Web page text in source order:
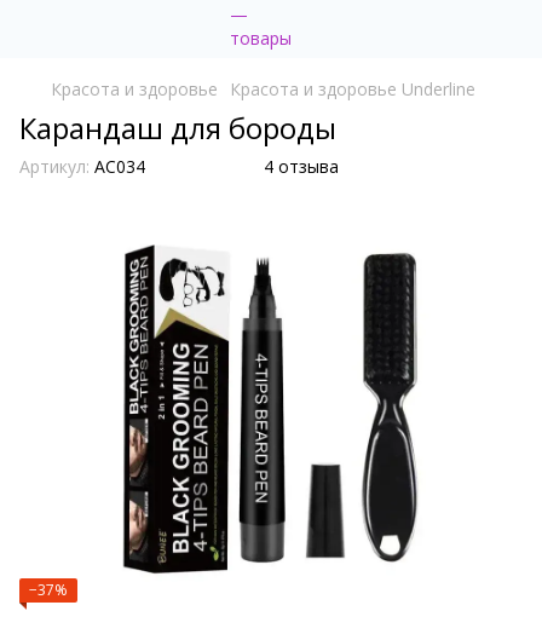
Красота и здоровье Красота и здоровье Underline
Карандаш для бороды
Артикул: AC034 4 отзыва
−37%